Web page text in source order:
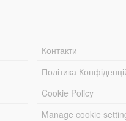
Контакти
Політика
Cookie Policy
Manage cookie